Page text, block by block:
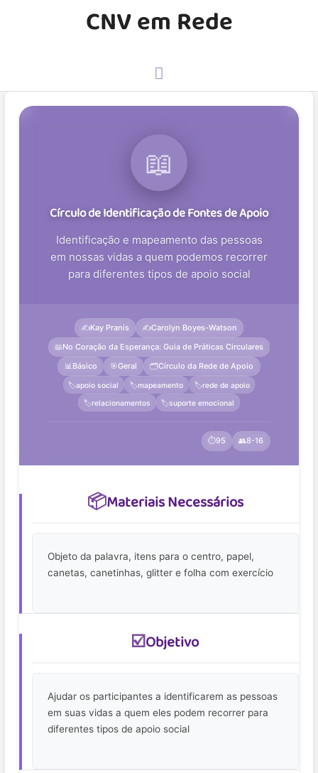
CNV em Rede
📖
Círculo de Identificação de Fontes de Apoio
Identificação e mapeamento das pessoas
em nossas vidas a quem podemos recorrer
para diferentes tipos de apoio social
✍️Kay Pranis ✍️Carolyn Boyes-Watson
📖No Coração da Esperança: Guia de Práticas Circulares
📊Básico 🎯Geral 🗂️Círculo da Rede de Apoio
🏷️apoio social 🏷️mapeamento 🏷️rede de apoio
🏷️relacionamentos 🏷️suporte emocional
⏱️95 👥8-16
📦Materiais Necessários
Objeto da palavra, itens para o centro, papel,
canetas, canetinhas, glitter e folha com exercício
☑️Objetivo
Ajudar os participantes a identificarem as pessoas
em suas vidas a quem eles podem recorrer para
diferentes tipos de apoio social